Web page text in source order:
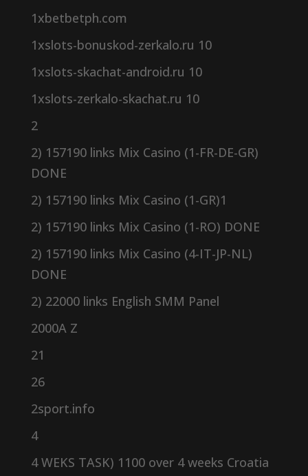
1xbetbetph.com
1xslots-bonuskod-zerkalo.ru 10
1xslots-skachat-android.ru 10
1xslots-zerkalo-skachat.ru 10
2
2) 157190 links Mix Casino (1-FR-DE-GR)
DONE
2) 157190 links Mix Casino (1-GR)1
2) 157190 links Mix Casino (1-RO) DONE
2) 157190 links Mix Casino (4-IT-JP-NL)
DONE
2) 22000 links English SMM Panel
2000A Z
21
26
2sport.info
4
4 WEKS TASK) 1100 over 4 weeks Croatia